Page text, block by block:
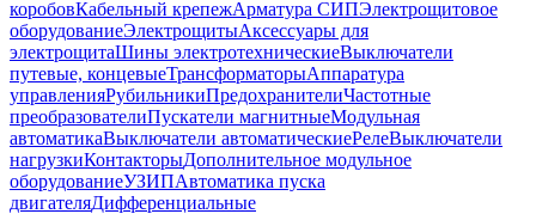
коробовКабельный крепежАрматура СИПЭлектрощитовое
оборудованиеЭлектрощитыАксессуары для
электрощитаШины электротехническиеВыключатели
путевые, концевыеТрансформаторыАппаратура
управленияРубильникиПредохранителиЧастотные
преобразователиПускатели магнитныеМодульная
автоматикаВыключатели автоматическиеРелеВыключатели
нагрузкиКонтакторыДополнительное модульное
оборудованиеУЗИПАвтоматика пуска
двигателяДифференциальные